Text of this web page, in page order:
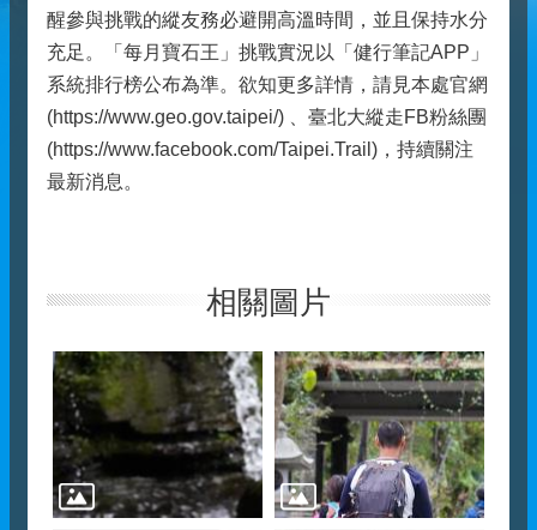
醒參與挑戰的縱友務必避開高溫時間，並且保持水分
充足。「每月寶石王」挑戰實況以「健行筆記APP」
系統排行榜公布為準。欲知更多詳情，請見本處官網
(https://www.geo.gov.taipei/) 、臺北大縱走FB粉絲團
(https://www.facebook.com/Taipei.Trail)，持續關注
最新消息。
相關圖片